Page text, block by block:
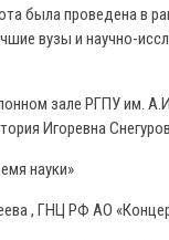
была проведена в
вузы и научно-
зале РГПУ им.
Игоревна
науки»
, ГНЦ РФ АО